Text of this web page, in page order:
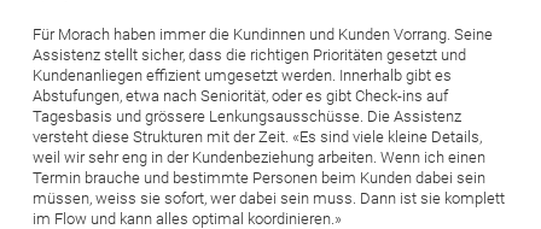
Für Morach haben immer die Kundinnen und Kunden Vorrang. Seine
Assistenz stellt sicher, dass die richtigen Prioritäten gesetzt und
Kundenanliegen effizient umgesetzt werden. Innerhalb gibt es
Abstufungen, etwa nach Seniorität, oder es gibt Check-ins auf
Tagesbasis und grössere Lenkungsausschüsse. Die Assistenz
versteht diese Strukturen mit der Zeit. «Es sind viele kleine Details,
weil wir sehr eng in der Kundenbeziehung arbeiten. Wenn ich einen
Termin brauche und bestimmte Personen beim Kunden dabei sein
müssen, weiss sie sofort, wer dabei sein muss. Dann ist sie komplett
im Flow und kann alles optimal koordinieren.»